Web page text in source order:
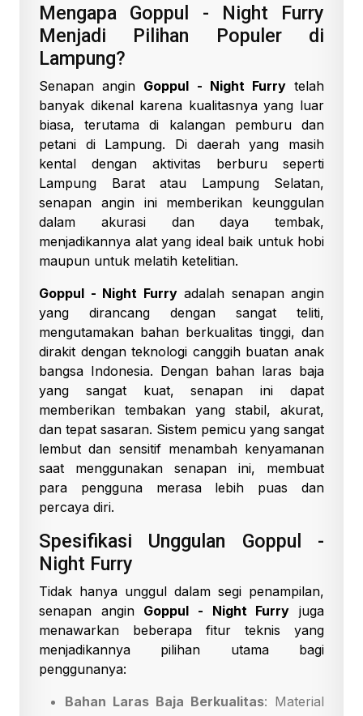
Mengapa Goppul - Night Furry
Menjadi Pilihan Populer di
Lampung?
Senapan angin Goppul - Night Furrytelah
banyak dikenal karena kualitasnya yang luar
biasa, terutama di kalangan pemburu dan
petani di Lampung. Di daerah yang masih
kental dengan aktivitas berburu seperti
Lampung Barat atau Lampung Selatan,
senapan angin ini memberikan keunggulan
dalam akurasi dan daya tembak,
menjadikannya alat yang ideal baik untuk hobi
maupun untuk melatih ketelitian.
Goppul - Night Furryadalah senapan angin
yang dirancang dengan sangat teliti,
mengutamakan bahan berkualitas tinggi, dan
dirakit dengan teknologi canggih buatan anak
bangsa Indonesia. Dengan bahan laras baja
yang sangat kuat, senapan ini dapat
memberikan tembakan yang stabil, akurat,
dan tepat sasaran. Sistem pemicu yang sangat
lembut dan sensitif menambah kenyamanan
saat menggunakan senapan ini, membuat
para pengguna merasa lebih puas dan
percaya diri.
Spesifikasi Unggulan Goppul -
Night Furry
Tidak hanya unggul dalam segi penampilan,
senapan angin Goppul - Night Furry juga
menawarkan beberapa fitur teknis yang
menjadikannya pilihan utama bagi
penggunanya:
Bahan Laras Baja Berkualitas: Material